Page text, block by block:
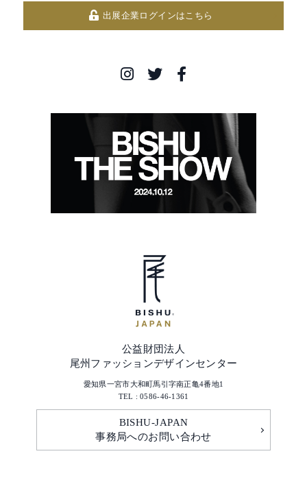
出展企業ログインはこちら
公益財団法人
尾州ファッションデザインセンター
愛知県一宮市大和町馬引字南正亀4番地1
TEL : 0586-46-1361
BISHU-JAPAN
事務局へのお問い合わせ